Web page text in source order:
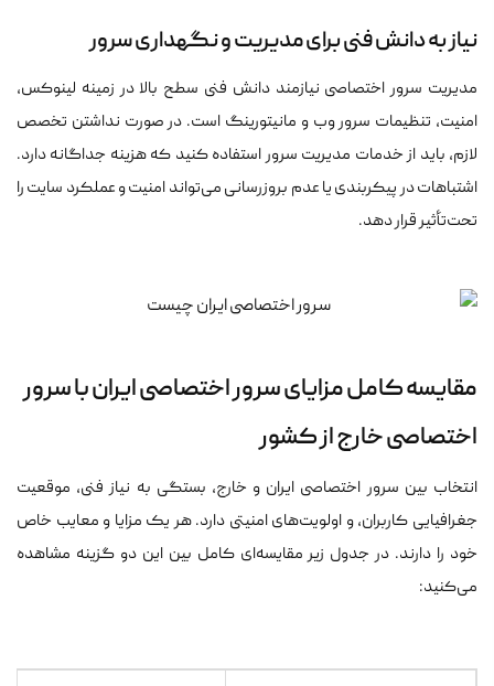
نیاز به دانش فنی برای مدیریت و نگهداری سرور
مدیریت سرور اختصاصی نیازمند دانش فنی سطح بالا در زمینه لینوکس،
امنیت، تنظیمات سرور وب و مانیتورینگ است. در صورت نداشتن تخصص
لازم، باید از خدمات مدیریت سرور استفاده کنید که هزینه جداگانه دارد.
اشتباهات در پیکربندی یا عدم بروزرسانی می‌تواند امنیت و عملکرد سایت را
تحت‌تأثیر قرار دهد.
مقایسه کامل مزایای سرور اختصاصی ایران با سرور
اختصاصی خارج از کشور
انتخاب بین سرور اختصاصی ایران و خارج، بستگی به نیاز فنی، موقعیت
جغرافیایی کاربران، و اولویت‌های امنیتی دارد. هر یک مزایا و معایب خاص
خود را دارند. در جدول زیر مقایسه‌ای کامل بین این دو گزینه مشاهده
می‌کنید: